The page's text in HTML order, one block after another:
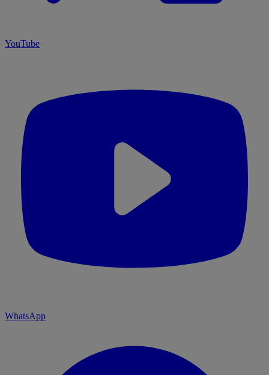
YouTube
WhatsApp